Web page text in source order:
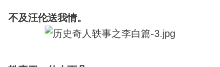
不及汪伦送我情。